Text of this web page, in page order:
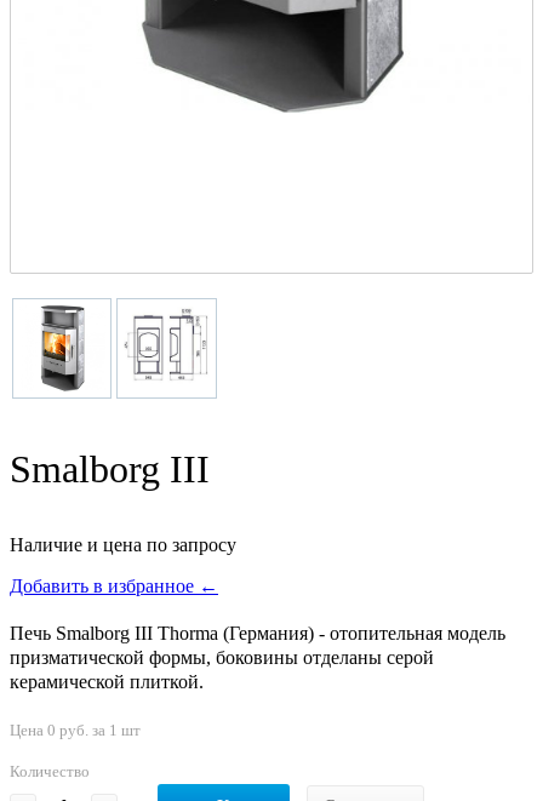
Smalborg III
Наличие и цена по запросу
Добавить в избранное ←
Печь Smalborg III Thorma (Германия) - отопительная модель
призматической формы, боковины отделаны серой
керамической плиткой.
Цена 0 руб. за 1 шт
Количество